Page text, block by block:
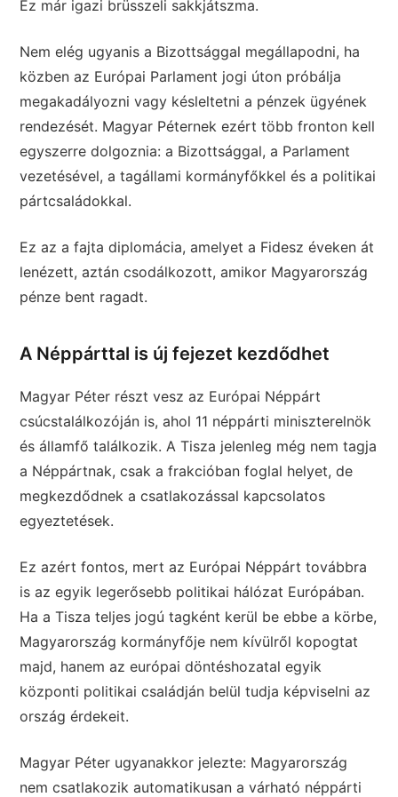
Ez már igazi brüsszeli sakkjátszma.
Nem elég ugyanis a Bizottsággal megállapodni, ha
közben az Európai Parlament jogi úton próbálja
megakadályozni vagy késleltetni a pénzek ügyének
rendezését. Magyar Péternek ezért több fronton kell
egyszerre dolgoznia: a Bizottsággal, a Parlament
vezetésével, a tagállami kormányfőkkel és a politikai
pártcsaládokkal.
Ez az a fajta diplomácia, amelyet a Fidesz éveken át
lenézett, aztán csodálkozott, amikor Magyarország
pénze bent ragadt.
A Néppárttal is új fejezet kezdődhet
Magyar Péter részt vesz az Európai Néppárt
csúcstalálkozóján is, ahol 11 néppárti miniszterelnök
és államfő találkozik. A Tisza jelenleg még nem tagja
a Néppártnak, csak a frakcióban foglal helyet, de
megkezdődnek a csatlakozással kapcsolatos
egyeztetések.
Ez azért fontos, mert az Európai Néppárt továbbra
is az egyik legerősebb politikai hálózat Európában.
Ha a Tisza teljes jogú tagként kerül be ebbe a körbe,
Magyarország kormányfője nem kívülről kopogtat
majd, hanem az európai döntéshozatal egyik
központi politikai családján belül tudja képviselni az
ország érdekeit.
Magyar Péter ugyanakkor jelezte: Magyarország
nem csatlakozik automatikusan a várható néppárti